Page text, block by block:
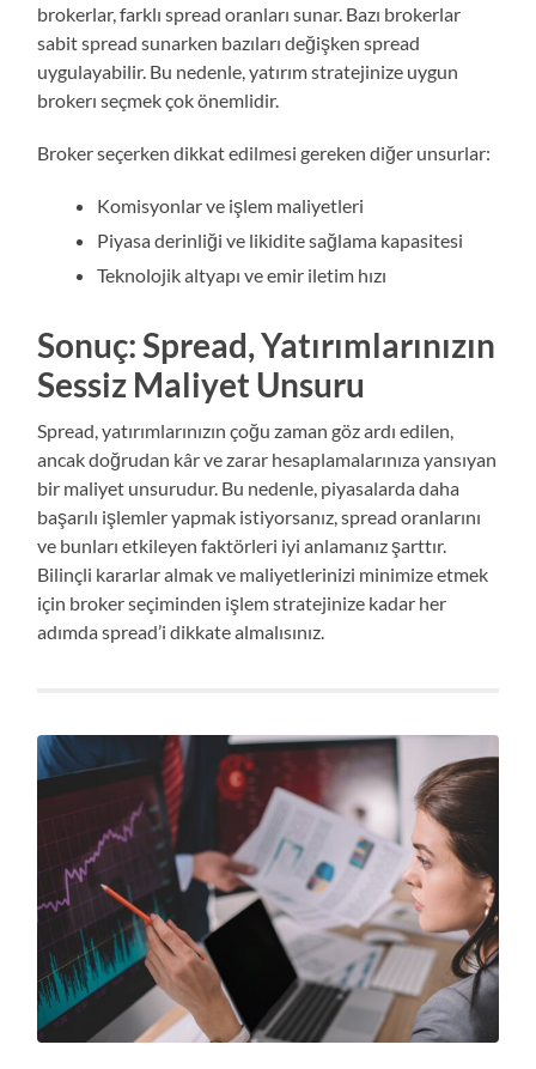
brokerlar, farklı spread oranları sunar. Bazı brokerlar
sabit spread sunarken bazıları değişken spread
uygulayabilir. Bu nedenle, yatırım stratejinize uygun
brokerı seçmek çok önemlidir.
Broker seçerken dikkat edilmesi gereken diğer unsurlar:
Komisyonlar ve işlem maliyetleri
Piyasa derinliği ve likidite sağlama kapasitesi
Teknolojik altyapı ve emir iletim hızı
Sonuç: Spread, Yatırımlarınızın
Sessiz Maliyet Unsuru
Spread, yatırımlarınızın çoğu zaman göz ardı edilen,
ancak doğrudan kâr ve zarar hesaplamalarınıza yansıyan
bir maliyet unsurudur. Bu nedenle, piyasalarda daha
başarılı işlemler yapmak istiyorsanız, spread oranlarını
ve bunları etkileyen faktörleri iyi anlamanız şarttır.
Bilinçli kararlar almak ve maliyetlerinizi minimize etmek
için broker seçiminden işlem stratejinize kadar her
adımda spread’i dikkate almalısınız.